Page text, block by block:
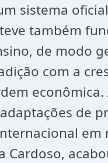
sistema
também
de modo
com a
de